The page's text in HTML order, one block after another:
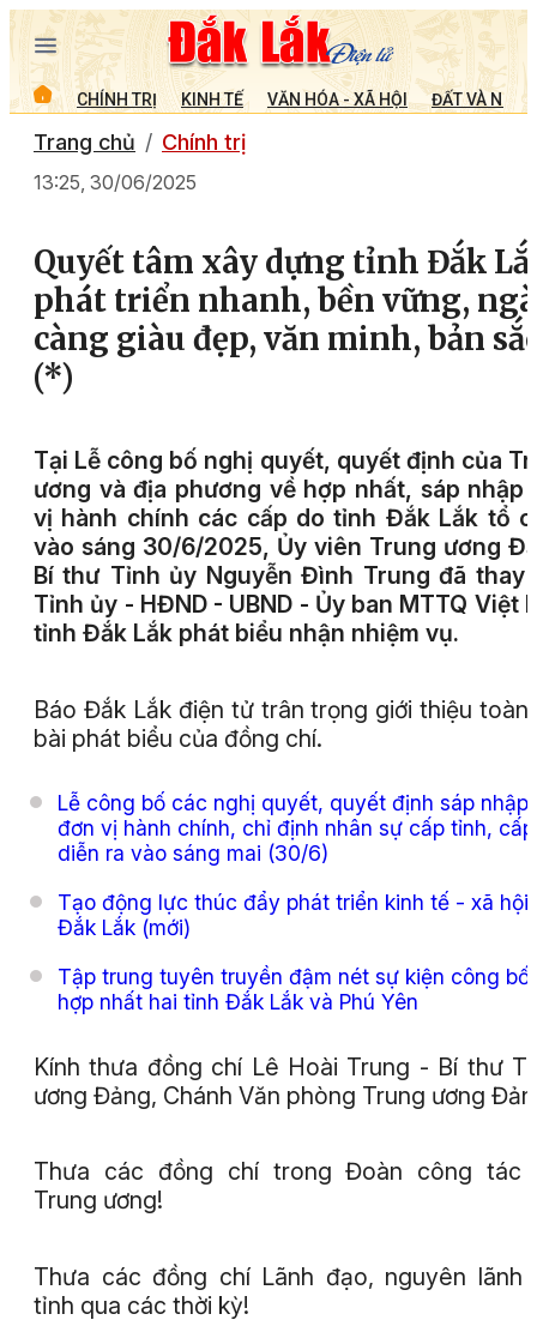
CHÍNH TRỊ KINH TẾ VĂN HÓA - XÃ HỘI ĐẤT VÀ
Trang chủ Chính trị
13:25, 30/06/2025
Quyết tâm xây dựng tỉnh Đắk
phát triển nhanh, bền vững,
càng giàu đẹp, văn minh, bản
(*)
Tại Lễ công bố nghị quyết, quyết định của
ương và địa phương về hợp nhất, sáp nhập
vị hành chính các cấp do tỉnh Đắk Lắk tổ
vào sáng 30/6/2025, Ủy viên Trung ương
Bí thư Tỉnh ủy Nguyễn Đình Trung đã thay
Tỉnh ủy - HĐND - UBND - Ủy ban MTTQ Việt
tỉnh Đắk Lắk phát biểu nhận nhiệm vụ.
Báo Đắk Lắk điện tử trân trọng giới thiệu toàn
bài phát biểu của đồng chí.
Lễ công bố các nghị quyết, quyết định sáp nhập
đơn vị hành chính, chỉ định nhân sự cấp tỉnh,
diễn ra vào sáng mai (30/6)
Tạo động lực thúc đẩy phát triển kinh tế - xã hội
Đắk Lắk (mới)
Tập trung tuyên truyền đậm nét sự kiện công bố
hợp nhất hai tỉnh Đắk Lắk và Phú Yên
Kính thưa đồng chí Lê Hoài Trung - Bí thư
ương Đảng, Chánh Văn phòng Trung ương
Thưa các đồng chí trong Đoàn công tác
Trung ương!
Thưa các đồng chí Lãnh đạo, nguyên lãnh
tỉnh qua các thời kỳ!